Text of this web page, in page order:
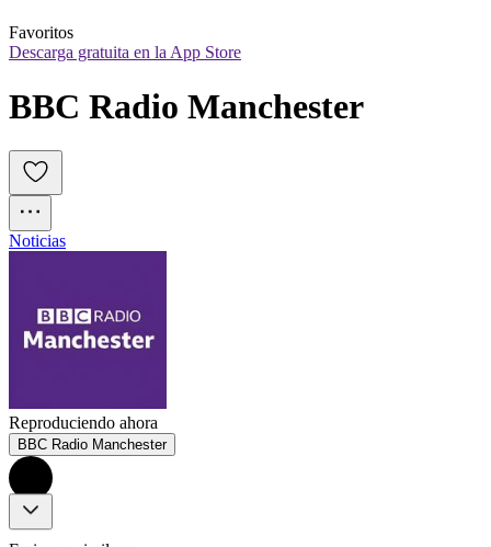
Favoritos
Descarga gratuita en la App Store
BBC Radio Manchester
Noticias
Reproduciendo ahora
BBC Radio Manchester